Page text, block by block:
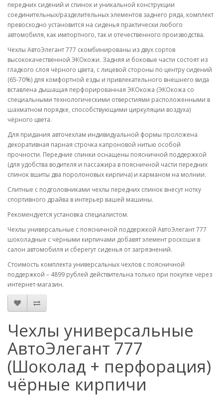
передних сидений и спинок и уникальной конструкции
соединительных/разделительных элементов заднего ряда, комплект
превосходно установится на сиденья практически любого
автомобиля, как импортного, так и отечественного производства.
Чехлы АвтоЭлегант 777 скомбинированы из двух сортов
высококачественной ЭКОкожи. Задняя и боковые части состоят из
гладкого слоя чёрного цвета, с лицевой стороны по центру сидений
(65-70%) для комфортной езды и привлекательного внешнего вида
вставлена дышащая перфорированная ЭКОкожа (ЭКОкожа со
специальными технологическими отверстиями расположенными в
шахматном порядке, способствующими циркуляции воздуха)
чёрного цвета.
Для придания авточехлам индивидуальной формы проложена
декоративная парная строчка капроновой нитью особой
прочности. Передние спинки оснащены поясничной поддержкой
(для удобства водителя и пассажира в поясничной части передних
спинок вшиты два поролоновых кирпича) и карманом на молнии.
Слитные с подголовниками чехлы передних спинок внесут нотку
спортивного драйва в интерьер вашей машины.
Рекомендуется установка специалистом.
Чехлы универсальные с поясничной поддержкой АвтоЭлегант 777
шоколадные с чёрными кирпичами добавят элемент роскоши в
салон автомобиля и сберегут сиденья от загрязнений.
Стоимость комплекта универсальных чехлов с поясничной
поддержкой – 4899 рублей действительна только при покупке через
интернет-магазин.
Чехлы универсальные
АвтоЭлегант 777
(Шоколад + перфорация)
чёрные кирпичи